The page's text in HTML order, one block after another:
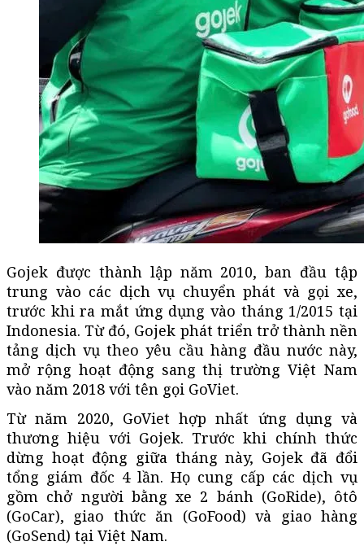
Gojek được thành lập năm 2010, ban đầu tập
trung vào các dịch vụ chuyển phát và gọi xe,
trước khi ra mắt ứng dụng vào tháng 1/2015 tại
Indonesia. Từ đó, Gojek phát triển trở thành nền
tảng dịch vụ theo yêu cầu hàng đầu nước này,
mở rộng hoạt động sang thị trường Việt Nam
vào năm 2018 với tên gọi GoViet.
Từ năm 2020, GoViet hợp nhất ứng dụng và
thương hiệu với Gojek. Trước khi chính thức
dừng hoạt động giữa tháng này, Gojek đã đổi
tổng giám đốc 4 lần. Họ cung cấp các dịch vụ
gồm chở người bằng xe 2 bánh (GoRide), ôtô
(GoCar), giao thức ăn (GoFood) và giao hàng
(GoSend) tại Việt Nam.